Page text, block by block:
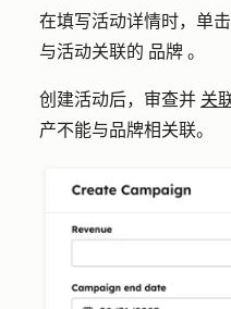
在填写活动详情时，单击
与活动关联的 品牌 。
创建活动后，审查并 关
产不能与品牌相关联。